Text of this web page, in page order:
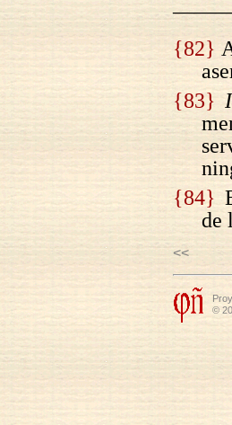
{82}
{83}
{84}
de
<<
©